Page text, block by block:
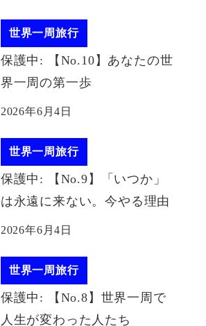
世界一周旅行
保護中: 【No.10】あなたの世
界一周の第一歩
2026年6月4日
世界一周旅行
保護中: 【No.9】「いつか」
は永遠に来ない。今やる理由
2026年6月4日
世界一周旅行
保護中: 【No.8】世界一周で
人生が変わった人たち